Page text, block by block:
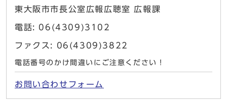
東大阪市市長公室広報広聴室 広報課
電話: 06(4309)3102
ファクス: 06(4309)3822
電話番号のかけ間違いにご注意ください！
お問い合わせフォーム